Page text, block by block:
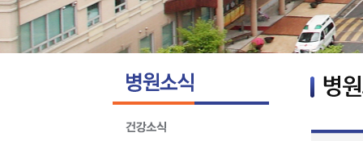
찾아오시는 길 원내 배치도 안내
원내 전화번호 안내
제증명서발급안내